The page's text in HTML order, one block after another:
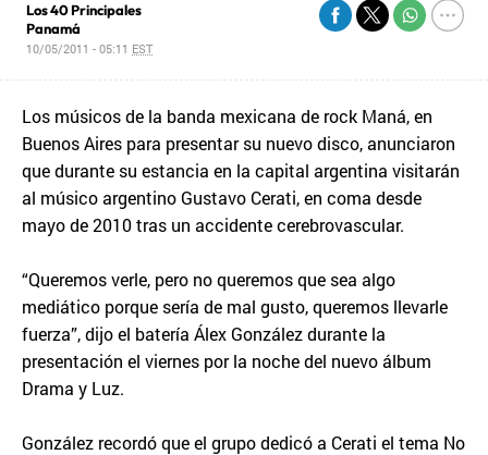
Los 40 Principales
Panamá
10/05/2011 - 05:11 EST
Los músicos de la banda mexicana de rock Maná, en
Buenos Aires para presentar su nuevo disco, anunciaron
que durante su estancia en la capital argentina visitarán
al músico argentino Gustavo Cerati, en coma desde
mayo de 2010 tras un accidente cerebrovascular.
“Queremos verle, pero no queremos que sea algo
mediático porque sería de mal gusto, queremos llevarle
fuerza”, dijo el batería Álex González durante la
presentación el viernes por la noche del nuevo álbum
Drama y Luz.
González recordó que el grupo dedicó a Cerati el tema No